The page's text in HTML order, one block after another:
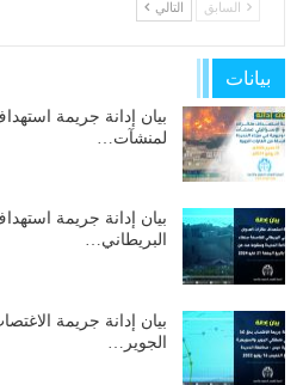
السابق التالي
بيانات
بيان إدانة جريمة
لمنشآت…
بيان إدانة جريمة
البريطاني…
الجوير…